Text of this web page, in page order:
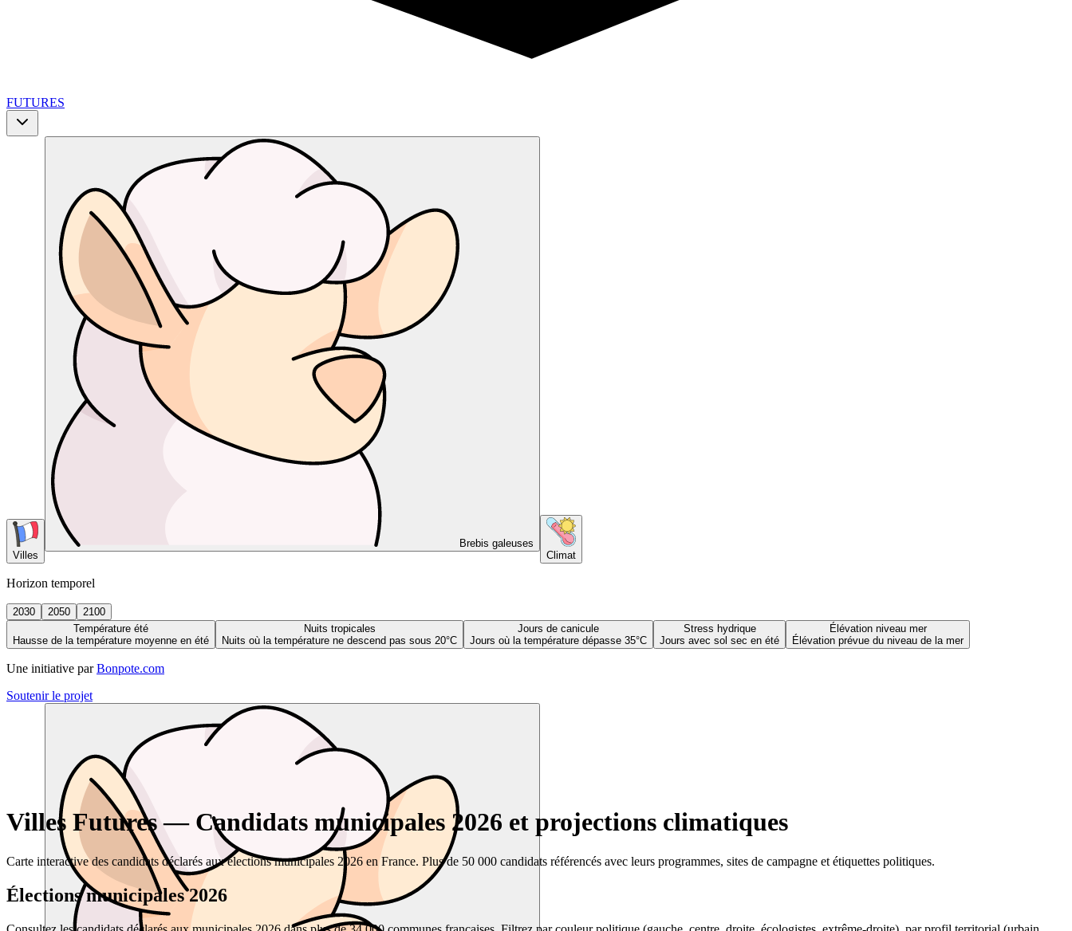
FUTURES
Villes
Brebis galeuses
Climat
Horizon temporel
2030 2050
2100
Température été
Hausse de la température moyenne en été
Nuits tropicales
Nuits où la température ne descend pas sous 20°C
Jours de canicule
Jours où la température dépasse 35°C
Stress hydrique
Jours avec sol sec en été
Élévation niveau mer
Élévation prévue du niveau de la mer
Une initiative par Bonpote.com
Soutenir le projet
Villes Futures — Candidats municipales 2026 et projections climatiques
Carte interactive des candidats déclarés aux élections municipales 2026 en France. Plus de 50 000 candidats référencés avec leurs programmes, sites de campagne et étiquettes politiques.
Élections municipales 2026